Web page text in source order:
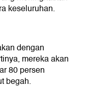
keseluruhan.
dengan
mereka akan
80 persen
begah.